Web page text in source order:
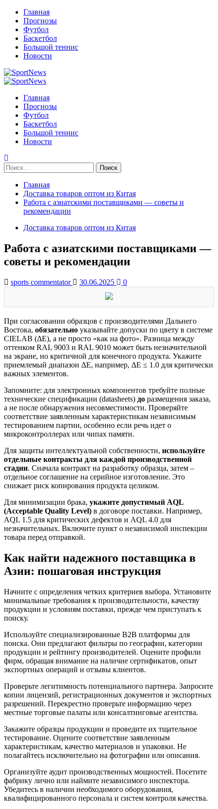
Перейти
содержимому
Главная
Прогнозы
Футбол
Баскетбол
Большой теннис
Новости
Primary
Главная
Прогнозы
Футбол
Баскетбол
Большой теннис
Новости
Найти:
Главная
Доставка товаров оптом из Китая
Работа с азиатскими поставщиками — советы и
рекомендации
Доставка товаров оптом из Китая
Работа с азиатскими поставщиками —
советы и рекомендации
sports commentator 30.06.2025 0
При согласовании образцов с производителями Дальнего
Востока, обязательно указывайте допуски по цвету в системе
CIELAB (ΔE), а не просто «как на фото». Разница между
оттенком RAL 9003 и RAL 9010 может быть незначительной
на экране, но критичной для конечного продукта. Укажите
приемлемый диапазон ΔE, например, ΔE ≤ 1.0 для критически
важных элементов.
Запомните: для электронных компонентов требуйте полные
технические спецификации (datasheets) до размещения заказа,
а не после обнаружения несовместимости. Проверяйте
соответствие заявленным характеристикам независимым
тестированием партии, особенно если речь идет о
микроконтроллерах или чипах памяти.
Для защиты интеллектуальной собственности, используйте
отдельные контракты для каждой производственной
стадии. Сначала контракт на разработку образца, затем –
отдельное соглашение на серийное изготовление. Это
снижает риск копирования продукта целиком.
Для минимизации брака, укажите допустимый AQL
(Acceptable Quality Level) в договоре поставки. Например,
AQL 1.5 для критических дефектов и AQL 4.0 для
незначительных. Включите пункт о независимой инспекции
товара перед отправкой.
Как найти надежного поставщика в
Азии: пошаговая инструкция
Начните с определения четких критериев выбора. Установите
минимальные требования к производительности, качеству
продукции и условиям поставки, прежде чем приступать к
поиску.
Используйте специализированные B2B платформы для
поиска. Они предлагают фильтры по географии, категории
продукции и рейтингу производителей. Оцените профили
фирм, обращая внимание на наличие сертификатов, опыт
экспортных операций и отзывы клиентов.
Проверьте легитимность потенциального партнера. Запросите
копии лицензий, регистрационных документов и экспортных
разрешений. Перекрестно проверьте информацию через
местные торговые палаты или консалтинговые агентства.
Закажите образцы продукции и проведите их тщательное
тестирование. Оцените соответствие заявленным
характеристикам, качество материалов и упаковки. Не
полагайтесь исключительно на фотографии или описания.
Организуйте аудит производственных мощностей. Посетите
фабрику лично или наймите независимого инспектора.
Убедитесь в наличии необходимого оборудования,
квалифицированного персонала и систем контроля качества.